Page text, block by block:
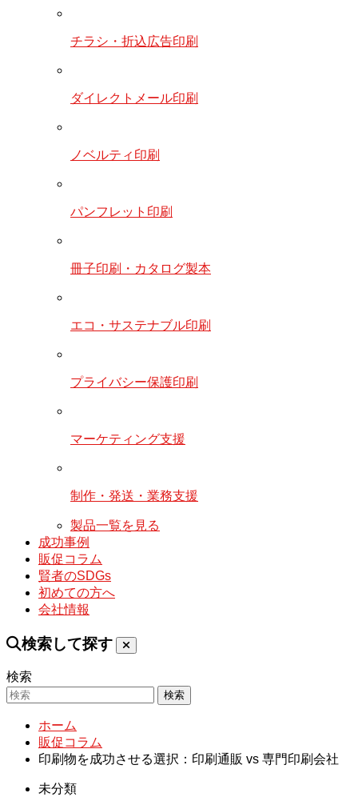
チラシ・折込広告印刷
ダイレクトメール印刷
ノベルティ印刷
パンフレット印刷
冊子印刷・カタログ製本
エコ・サステナブル印刷
プライバシー保護印刷
マーケティング支援
制作・発送・業務支援
製品一覧を見る
成功事例
販促コラム
賢者のSDGs
初めての方へ
会社情報
検索して探す
検索
検索
ホーム
販促コラム
印刷物を成功させる選択：印刷通販 vs 専門印刷会社
未分類